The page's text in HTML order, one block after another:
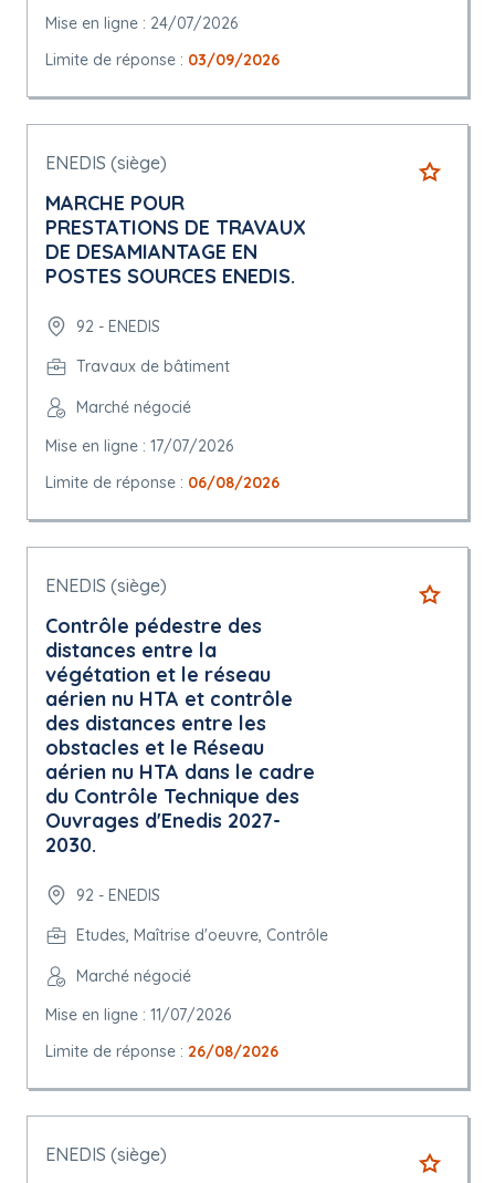
Mise en ligne : 24/07/2026
Limite de réponse : 03/09/2026
ENEDIS (siège)
MARCHE POUR
PRESTATIONS DE TRAVAUX
DE DESAMIANTAGE EN
POSTES SOURCES ENEDIS.
92 - ENEDIS
Travaux de bâtiment
Marché négocié
Mise en ligne : 17/07/2026
Limite de réponse : 06/08/2026
ENEDIS (siège)
Contrôle pédestre des
distances entre la
végétation et le réseau
aérien nu HTA et contrôle
des distances entre les
obstacles et le Réseau
aérien nu HTA dans le cadre
du Contrôle Technique des
Ouvrages d'Enedis 2027-
2030.
92 - ENEDIS
Etudes, Maîtrise d'oeuvre, Contrôle
Marché négocié
Mise en ligne : 11/07/2026
Limite de réponse : 26/08/2026
ENEDIS (siège)